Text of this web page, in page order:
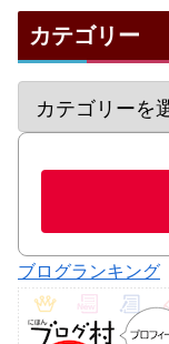
カテゴリー
ブログランキング